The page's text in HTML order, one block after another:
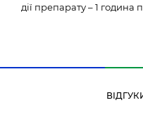
дії препарату – 1 година